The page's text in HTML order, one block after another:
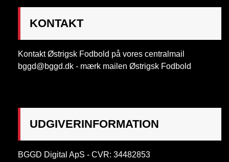
KONTAKT
Kontakt Østrigsk Fodbold på vores centralmail
bggd@bggd.dk - mærk mailen Østrigsk Fodbold
UDGIVERINFORMATION
BGGD Digital ApS - CVR: 34482853